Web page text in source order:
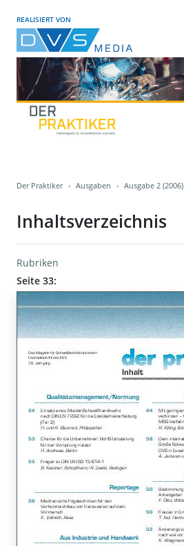
REALISIERT VON
Der Praktiker Ausgaben Ausgabe 2 (2006)
Inhaltsverzeichnis
Rubriken
Seite 33: